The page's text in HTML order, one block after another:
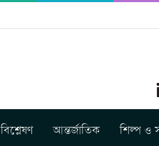
দি রাবুগার নতুন গান ‘Baljanggi’
আন্তর্জাতিক শিল্প ও